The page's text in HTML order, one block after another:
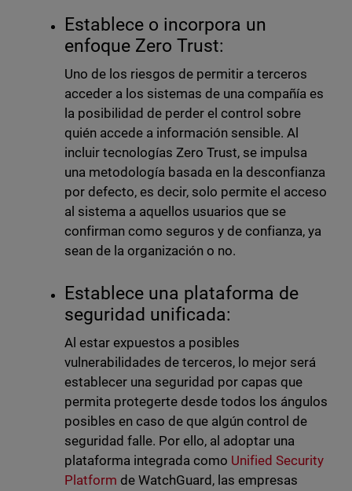
Establece o incorpora un
enfoque Zero Trust:
Uno de los riesgos de permitir a terceros
acceder a los sistemas de una compañía es
la posibilidad de perder el control sobre
quién accede a información sensible. Al
incluir tecnologías Zero Trust, se impulsa
una metodología basada en la desconfianza
por defecto, es decir, solo permite el acceso
al sistema a aquellos usuarios que se
confirman como seguros y de confianza, ya
sean de la organización o no.
Establece una plataforma de
seguridad unificada:
Al estar expuestos a posibles
vulnerabilidades de terceros, lo mejor será
establecer una seguridad por capas que
permita protegerte desde todos los ángulos
posibles en caso de que algún control de
seguridad falle. Por ello, al adoptar una
plataforma integrada como Unified Security
Platform de WatchGuard, las empresas